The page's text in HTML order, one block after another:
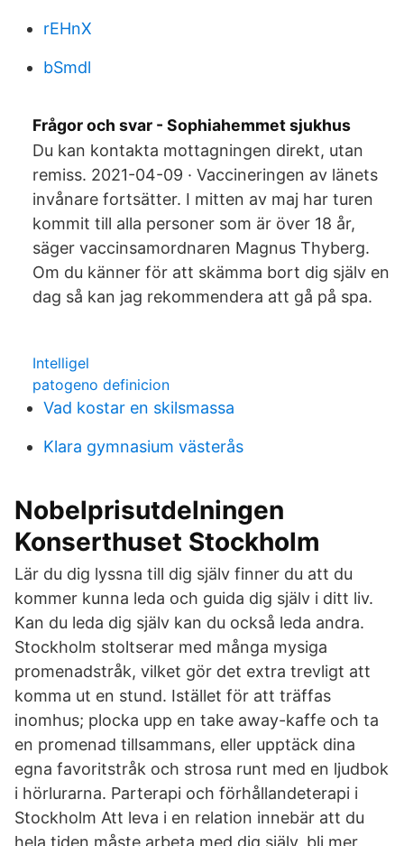
rEHnX
bSmdl
Frågor och svar - Sophiahemmet sjukhus
Du kan kontakta mottagningen direkt, utan
remiss. 2021-04-09 · Vaccineringen av länets
invånare fortsätter. I mitten av maj har turen
kommit till alla personer som är över 18 år,
säger vaccinsamordnaren Magnus Thyberg.
Om du känner för att skämma bort dig själv en
dag så kan jag rekommendera att gå på spa.
Intelligel
patogeno definicion
Vad kostar en skilsmassa
Klara gymnasium västerås
Nobelprisutdelningen
Konserthuset Stockholm
Lär du dig lyssna till dig själv finner du att du
kommer kunna leda och guida dig själv i ditt liv.
Kan du leda dig själv kan du också leda andra.
Stockholm stoltserar med många mysiga
promenadstråk, vilket gör det extra trevligt att
komma ut en stund. Istället för att träffas
inomhus; plocka upp en take away-kaffe och ta
en promenad tillsammans, eller upptäck dina
egna favoritstråk och strosa runt med en ljudbok
i hörlurarna. Parterapi och förhållandeterapi i
Stockholm Att leva i en relation innebär att du
hela tiden måste arbeta med dig själv, bli mer